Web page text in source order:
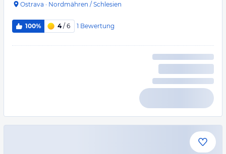
Ostrava · Nordmähren / Schlesien
100% 4/ 6 1 Bewertung